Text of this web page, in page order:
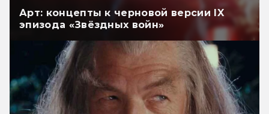
Арт: концепты к черновой версии IX
эпизода «Звёздных войн»